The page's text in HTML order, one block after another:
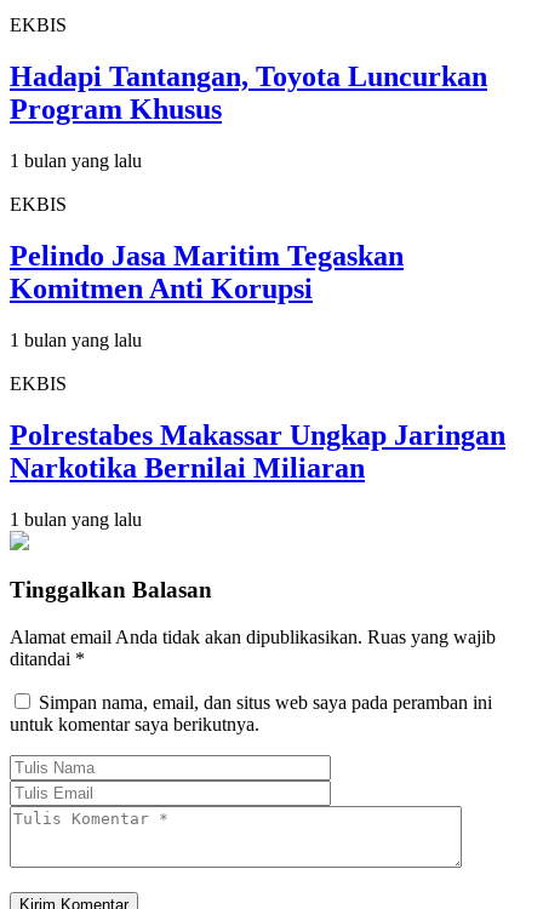
EKBIS
Hadapi Tantangan, Toyota Luncurkan
Program Khusus
1 bulan yang lalu
EKBIS
Pelindo Jasa Maritim Tegaskan
Komitmen Anti Korupsi
1 bulan yang lalu
EKBIS
Polrestabes Makassar Ungkap Jaringan
Narkotika Bernilai Miliaran
1 bulan yang lalu
Tinggalkan Balasan
Alamat email Anda tidak akan dipublikasikan. Ruas yang wajib
ditandai *
Simpan nama, email, dan situs web saya pada peramban ini
untuk komentar saya berikutnya.